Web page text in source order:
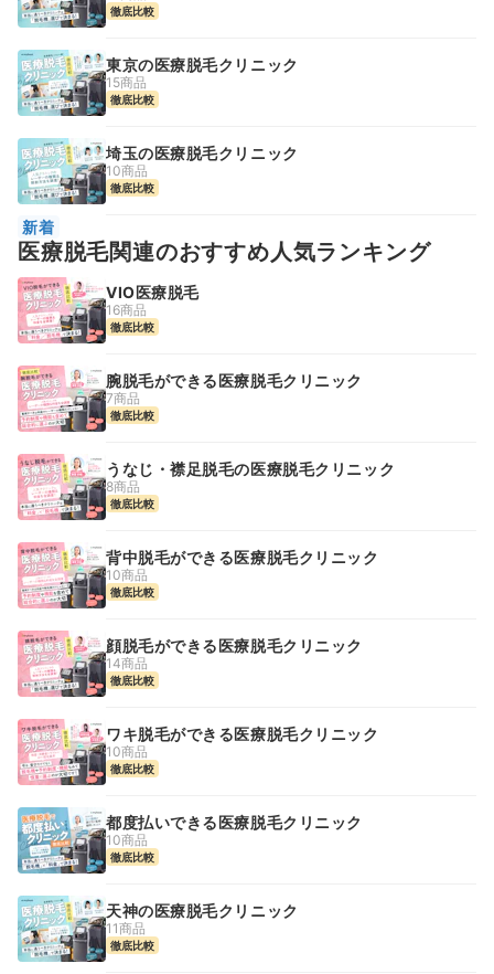
徹底比較
東京の医療脱毛クリニック
15商品
徹底比較
埼玉の医療脱毛クリニック
10商品
徹底比較
新着
医療脱毛関連のおすすめ人気ランキング
VIO医療脱毛
16商品
徹底比較
腕脱毛ができる医療脱毛クリニック
7商品
徹底比較
うなじ・襟足脱毛の医療脱毛クリニック
8商品
徹底比較
背中脱毛ができる医療脱毛クリニック
10商品
徹底比較
顔脱毛ができる医療脱毛クリニック
14商品
徹底比較
ワキ脱毛ができる医療脱毛クリニック
10商品
徹底比較
都度払いできる医療脱毛クリニック
10商品
徹底比較
天神の医療脱毛クリニック
11商品
徹底比較